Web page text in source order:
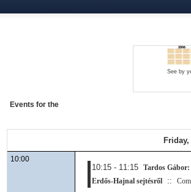
See by
Events for the
Friday,
10:00
10:15 - 11:15 Tardos
Erdős-Hajnal sejtésről
::